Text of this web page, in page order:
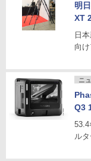
明
XT
日
向
ニ
Q3
ル